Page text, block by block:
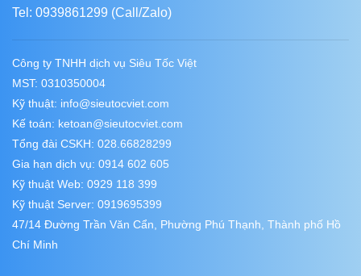
Tel: 0939861299 (Call/Zalo)
Công ty TNHH dịch vụ Siêu Tốc Việt
MST: 0310350004
Kỹ thuật: info@sieutocviet.com
Kế toán: ketoan@sieutocviet.com
Tổng đài CSKH: 028.66828299
Gia hạn dịch vụ: 0914 602 605
Kỹ thuật Web: 0929 118 399
Kỹ thuật Server: 0919695399
47/14 Đường Trần Văn Cẩn, Phường Phú Thạnh, Thành phố Hồ
Chí Minh